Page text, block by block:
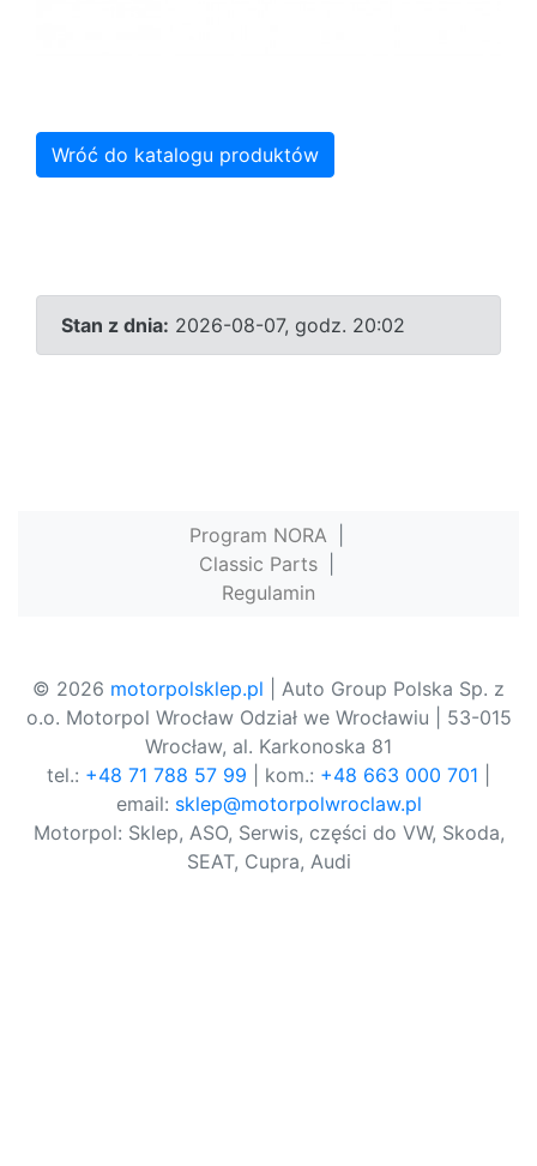
Wróć do katalogu produktów
Stan z dnia: 2026-08-07, godz. 20:02
Program NORA
Classic Parts
Regulamin
© 2026 motorpolsklep.pl | Auto Group Polska Sp. z
o.o. Motorpol Wrocław Odział we Wrocławiu | 53-015
Wrocław, al. Karkonoska 81
tel.: +48 71 788 57 99 | kom.: +48 663 000 701
email: sklep@motorpolwroclaw.pl
Motorpol: Sklep, ASO, Serwis, części do VW, Skoda,
SEAT, Cupra, Audi